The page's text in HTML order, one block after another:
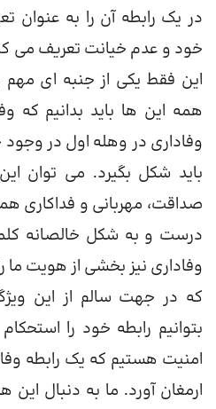
در یک رابطه آن را به عنوان
خود و عدم خیانت تعریف می
این فقط یکی از جنبه ای مهم
همه این ها باید بدانیم
وفاداری در وهله اول در
باید شکل بگیرد. می توان
صداقت، مهربانی و فداکاری
درست و به شکل خالصانه
وفاداری نیز بخشی از هویت
که در جهت سالم از این
بتوانیم رابطه خود را
امنیت هستیم که یک رابطه
ارمغان آورد. ما به دنبال این